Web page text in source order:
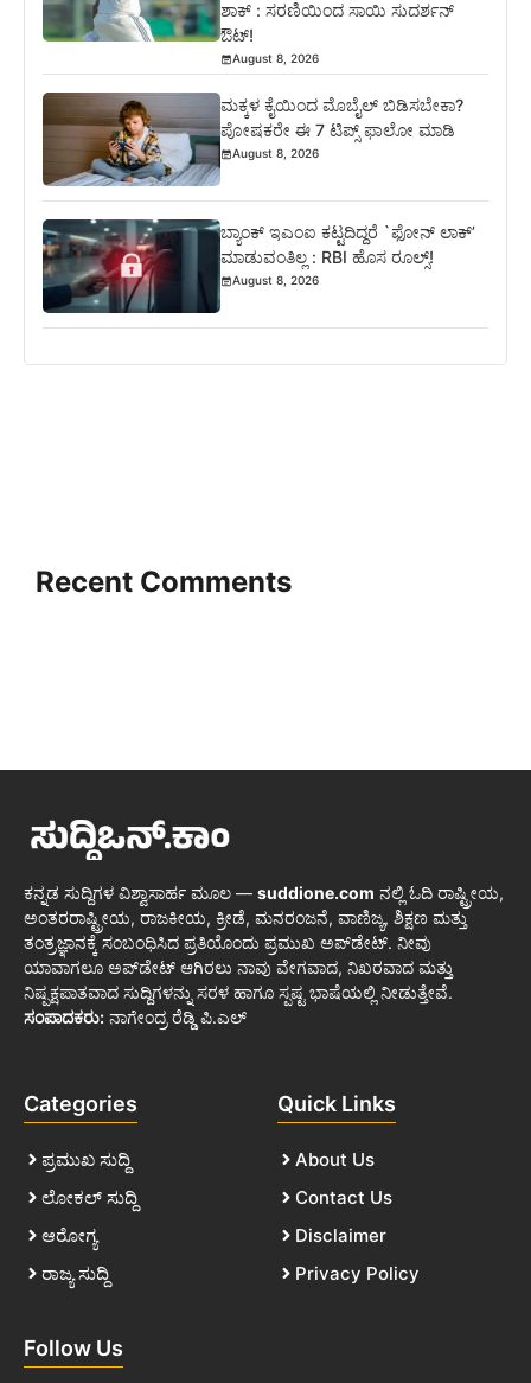
ಶಾಕ್ : ಸರಣಿಯಿಂದ ಸಾಯಿ ಸುದರ್ಶನ್
ಔಟ್!
August 8, 2026
ಮಕ್ಕಳ ಕೈಯಿಂದ ಮೊಬೈಲ್ ಬಿಡಿಸಬೇಕಾ?
ಪೋಷಕರೇ ಈ 7 ಟಿಪ್ಸ್ ಫಾಲೋ ಮಾಡಿ
August 8, 2026
ಬ್ಯಾಂಕ್ ಇಎಂಐ ಕಟ್ಟದಿದ್ದರೆ `ಫೋನ್ ಲಾಕ್’
ಮಾಡುವಂತಿಲ್ಲ : RBI ಹೊಸ ರೂಲ್ಸ್!
August 8, 2026
Recent Comments
ಕನ್ನಡ ಸುದ್ದಿಗಳ ವಿಶ್ವಾಸಾರ್ಹ ಮೂಲ — suddione.com ನಲ್ಲಿ ಓದಿ ರಾಷ್ಟ್ರೀಯ,
ಅಂತರರಾಷ್ಟ್ರೀಯ, ರಾಜಕೀಯ, ಕ್ರೀಡೆ, ಮನರಂಜನೆ, ವಾಣಿಜ್ಯ, ಶಿಕ್ಷಣ ಮತ್ತು
ತಂತ್ರಜ್ಞಾನಕ್ಕೆ ಸಂಬಂಧಿಸಿದ ಪ್ರತಿಯೊಂದು ಪ್ರಮುಖ ಅಪ್‌ಡೇಟ್. ನೀವು
ಯಾವಾಗಲೂ ಅಪ್‌ಡೇಟ್ ಆಗಿರಲು ನಾವು ವೇಗವಾದ, ನಿಖರವಾದ ಮತ್ತು
ನಿಷ್ಪಕ್ಷಪಾತವಾದ ಸುದ್ದಿಗಳನ್ನು ಸರಳ ಹಾಗೂ ಸ್ಪಷ್ಟ ಭಾಷೆಯಲ್ಲಿ ನೀಡುತ್ತೇವೆ.
ಸಂಪಾದಕರು: ನಾಗೇಂದ್ರ ರೆಡ್ಡಿ ಪಿ.ಎಲ್
Categories
ಪ್ರಮುಖ ಸುದ್ದಿ
ಲೋಕಲ್ ಸುದ್ದಿ
ಆರೋಗ್ಯ
ರಾಜ್ಯ ಸುದ್ದಿ
Quick Links
About Us
Contact Us
Disclaimer
Privacy Policy
Follow Us